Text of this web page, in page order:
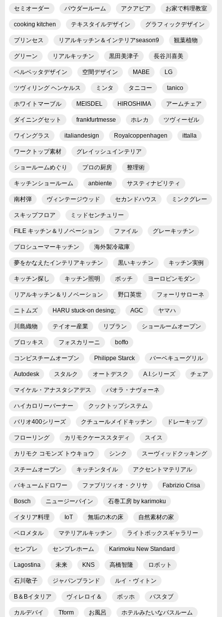
セミオーダー パウダールーム アクアピア お家で料理教室
cooking kitchen テキスタイルデザイン グラフィックデザイン
プリンセス リアルキッチン＆インテリアseason9 観葉植物
グリーン リアルキッチン 黒田美津子 長谷川喜美
ベルベッタデザイン 空間デザイン MABE LG
ツヴィリング ヘンケルス ミンタ タニコー tanico
ホワイトマーブル MEISDEL HIROSHIMA アームチェア
ダイニングセット frankfurtmesse ホレカ ツヴィーゼル
ワイングラス italiandesign Royalcoppenhagen ittalla
ワークトップ素材 グレイッシュインテリア
ショールームめぐり プロの厨房 整理術
キッチンショールーム anbiente サスティナビリティ
南村弾 ヴィンテージウッド セカンドハウス ミンクグレー
スキップフロア ミッドセンチュリー
FILE キッチン＆リノベーション ファイル グレーキッチン
プロシューマーキッチン 海外製冷蔵庫
夢をかなえたインテリアキッチン 黒いキッチン キッチン実例
キッチン探し キッチン照明 ボッチ ヨーロピンモダン
リアルキッチン＆リノベーション 野口英世 フォーリサローネ
ニトムズ HARU stuck-on desing; AGC ヤマハ
川島織物 テイオー産業 リブラン ショールームオープン
ブロッキス フォスカリーニ boffo
コンビスチームオーブン Philippe Starck バーベキューグリル
Autodesk スタルク オートデスク A.I.シリーズ チェア
マイケル・アナスタシアデス パオラ・ナヴォーネ
ハイカロリーバーナー クックトップシステム
バリオ400シリーズ クチュールメイドキッチン ドレーキップ
フローリング カリモクケーススタディ スイス
カリモク コモンズ トウキョウ シンク スーヴィッドクッキング
スチームオーブン キッチンタイル アクセントマテリアル
バキュームドロワー ファブリツィオ・クリサ Fabrizio Crisa
Bosch ニュージーパイン 石巻工房 by karimoku
イタリア料理 IoT 無垢の木の床 自然素材の家
ベロメタル マテリアルキッチン ライトボックスギャラリー
センプレ センプレホーム Karimoku New Standard
Lagostina 未来 KNS 高橋智隆 ロボット
石川敬子 ジャパンブランド ルイ・ヴィトン
B＆Bイタリア ヴィレロイ＆ ボッホ バスタブ
カルデバイ Tform お風呂 ホテルみたいなバスルーム